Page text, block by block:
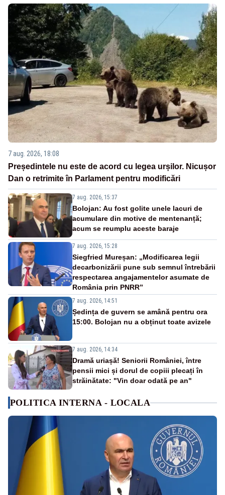
7 aug. 2026, 18:08
Președintele nu este de acord cu legea urșilor. Nicușor
Dan o retrimite în Parlament pentru modificări
7 aug. 2026, 15:37
Bolojan: Au fost golite unele lacuri de
acumulare din motive de mentenanță;
acum se reumplu aceste baraje
7 aug. 2026, 15:28
Siegfried Mureșan: „Modificarea legii
decarbonizării pune sub semnul întrebării
respectarea angajamentelor asumate de
România prin PNRR”
7 aug. 2026, 14:51
Ședința de guvern se amână pentru ora
15:00. Bolojan nu a obținut toate avizele
7 aug. 2026, 14:34
Dramă uriașă! Seniorii României, între
pensii mici și dorul de copiii plecați în
străinătate: "Vin doar odată pe an"
POLITICA INTERNA - LOCALA